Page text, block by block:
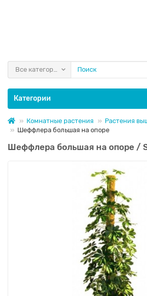
Все категории
Категории
Комнатные растения
Растения
Шеффлера большая на опоре
Шеффлера большая на опоре /